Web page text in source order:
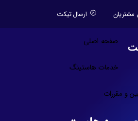
مشتریان ارسال تیکت
صفحه اصلی
خدمات هاستینگ
و مقررات